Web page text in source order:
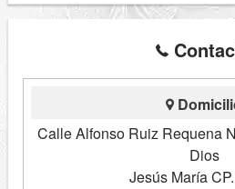
Calle Alfonso Ruiz Requena
Dios
Jesús María